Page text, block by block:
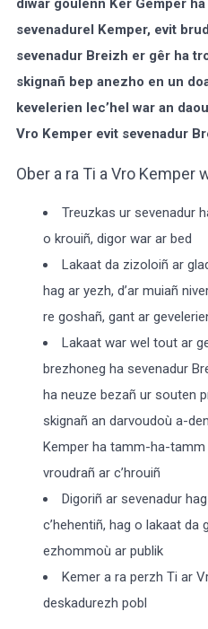
Select Language ▼
diwar goulenn Kêr Gemper
sevenadurel Kemper, evit
sevenadur Breizh er gêr ha
skignañ bep anezho en un
kevelerien lec’hel war an
Vro Kemper evit sevenadur
Ober a ra Ti a Vro Kemper
Treuzkas ur sevenadur
o krouiñ, digor war ar bed
Lakaat da zizoloiñ ar
hag ar yezh, d’ar muiañ
re goshañ, gant ar
Lakaat war wel tout ar
brezhoneg ha sevenadur
ha neuze bezañ ur souten
skignañ an darvoudoù a-
Kemper ha tamm-ha-
vroudrañ ar c’hrouiñ
Digoriñ ar sevenadur
c’hehentiñ, hag o lakaat da
ezhommoù ar publik
Kemer a ra perzh Ti ar
deskadurezh pobl